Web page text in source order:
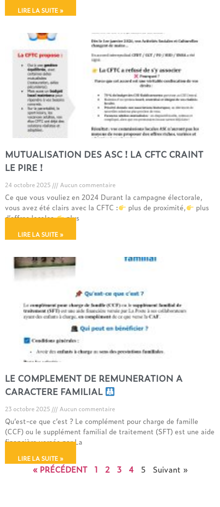
LIRE LA SUITE »
MUTUALISATION DES ASC ! LA CFTC CRAINT
LE PIRE !
24 octobre 2025 Aucun commentaire
Ce que vous vouliez en 2024 Durant la campagne électorale,
vous avez été clairs avec la CFTC :
plus de proximité,
plus
d’offres locales,
plus
LIRE LA SUITE »
LE COMPLEMENT DE REMUNERATION A
CARACTERE FAMILIAL
23 octobre 2025 Aucun commentaire
Qu’est-ce que c’est ? Le complément pour charge de famille
(CCF) ou le supplément familial de traitement (SFT) est une aide
financière versée par La
LIRE LA SUITE »
« PRÉCÉDENT 1 2 3 4 5 Suivant »